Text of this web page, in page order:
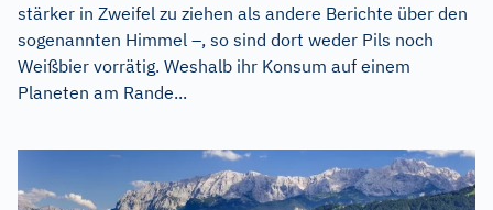
stärker in Zweifel zu ziehen als andere Berichte über den
sogenannten Himmel –, so sind dort weder Pils noch
Weißbier vorrätig. Weshalb ihr Konsum auf einem
Planeten am Rande...